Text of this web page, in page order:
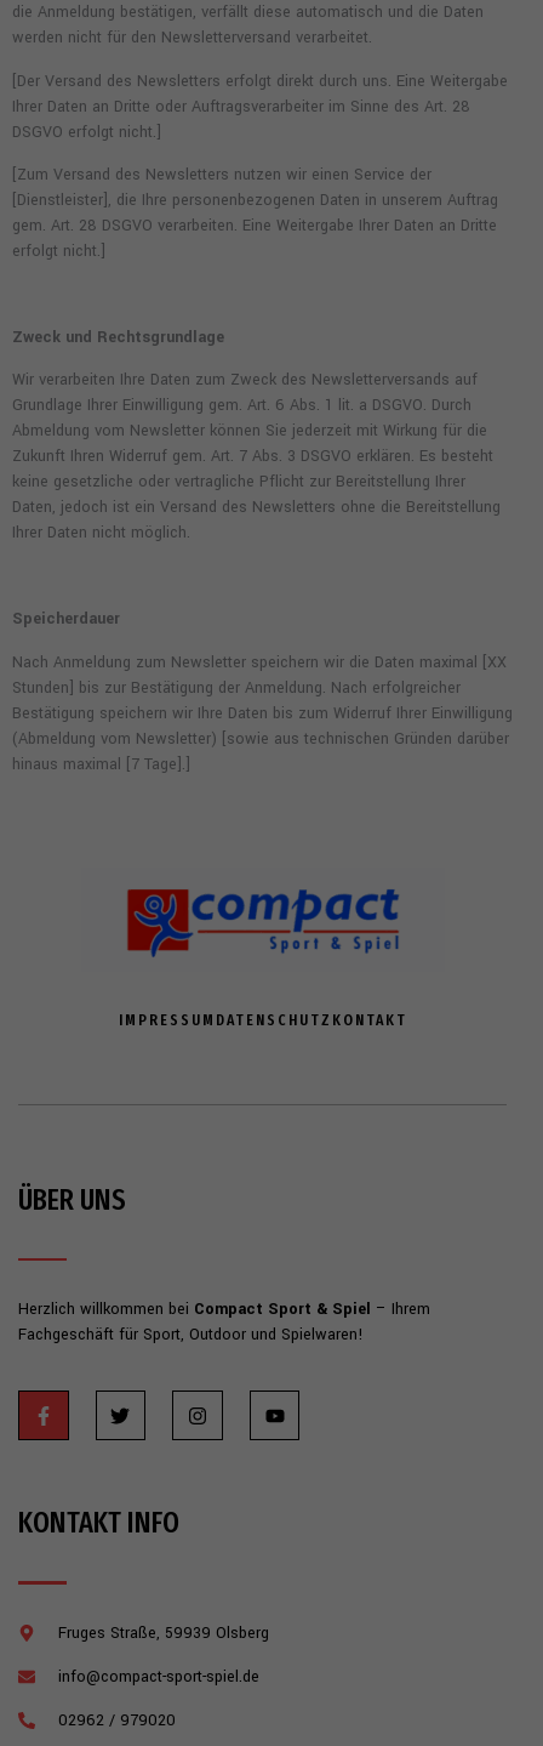
die Anmeldung bestätigen, verfällt diese automatisch und die Daten
werden nicht für den Newsletterversand verarbeitet.
[Der Versand des Newsletters erfolgt direkt durch uns. Eine Weitergabe
Ihrer Daten an Dritte oder Auftragsverarbeiter im Sinne des Art. 28
DSGVO erfolgt nicht.]
[Zum Versand des Newsletters nutzen wir einen Service der
[Dienstleister], die Ihre personenbezogenen Daten in unserem Auftrag
gem. Art. 28 DSGVO verarbeiten. Eine Weitergabe Ihrer Daten an Dritte
erfolgt nicht.]
Zweck und Rechtsgrundlage
Wir verarbeiten Ihre Daten zum Zweck des Newsletterversands auf
Grundlage Ihrer Einwilligung gem. Art. 6 Abs. 1 lit. a DSGVO. Durch
Abmeldung vom Newsletter können Sie jederzeit mit Wirkung für die
Zukunft Ihren Widerruf gem. Art. 7 Abs. 3 DSGVO erklären. Es besteht
keine gesetzliche oder vertragliche Pflicht zur Bereitstellung Ihrer
Daten, jedoch ist ein Versand des Newsletters ohne die Bereitstellung
Ihrer Daten nicht möglich.
Speicherdauer
Nach Anmeldung zum Newsletter speichern wir die Daten maximal [XX
Stunden] bis zur Bestätigung der Anmeldung. Nach erfolgreicher
Bestätigung speichern wir Ihre Daten bis zum Widerruf Ihrer Einwilligung
(Abmeldung vom Newsletter) [sowie aus technischen Gründen darüber
hinaus maximal [7 Tage].]
IMPRESSUM DATENSCHUTZ KONTAKT
ÜBER UNS
Herzlich willkommen bei Compact Sport & Spiel – Ihrem
Fachgeschäft für Sport, Outdoor und Spielwaren!
KONTAKT INFO
Fruges Straße, 59939 Olsberg
info@compact-sport-spiel.de
02962 / 979020